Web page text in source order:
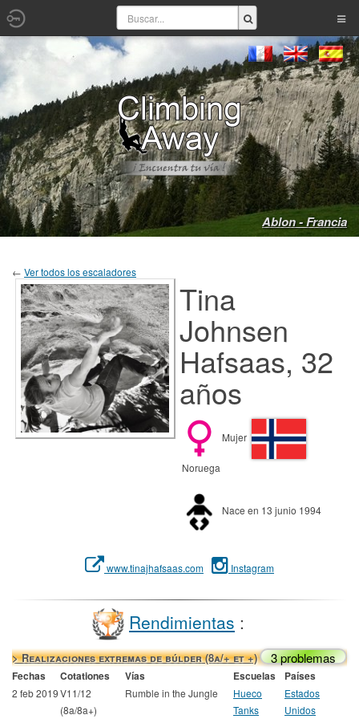
Ablon - Francia
← Ver todos los escaladores
Tina
Johnsen
Hafsaas, 32
años
Mujer
Noruega
Nace en 13 junio 1994
www.tinajhafsaas.com Instagram
Rendimientas :
> Realizaciones extremas de búlder (8a/+ et +) 3 problemas
Fechas Cotationes Vías Escuelas Países
2 feb 2019V11/12
(8a/8a+)
Rumble in the Jungle
Hueco
Tanks
Estados
Unidos